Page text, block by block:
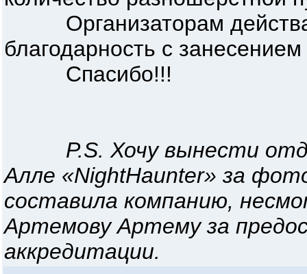
Организаторам действа
благодарность с
Спасибо!!!
P.S. Хочу вынести
Алле «NightHaunter» за
составила компанию,
Артемову Артему за
аккредитации.